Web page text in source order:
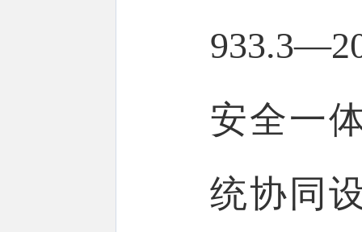
安全一
统协同